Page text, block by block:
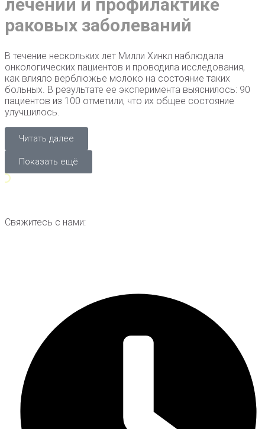
лечении и профилактике
раковых заболеваний
В течение нескольких лет Милли Хинкл наблюдала
онкологических пациентов и проводила исследования,
как влияло верблюжье молоко на состояние таких
больных. В результате ее эксперимента выяснилось: 90
пациентов из 100 отметили, что их общее состояние
улучшилось.
Читать далее
Показать ещё
Свяжитесь с нами: